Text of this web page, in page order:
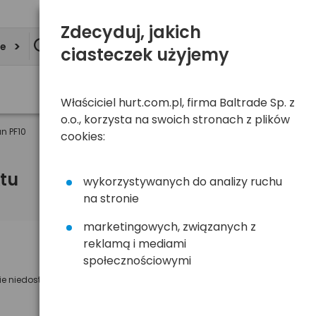
PF10
niedostępny
Powiadom mnie o dostępności
Zdecyduj, jakich
ciasteczek użyjemy
Właściciel hurt.com.pl, firma Baltrade Sp. z
o.o., korzysta na swoich stronach z plików
cookies:
wykorzystywanych do analizy ruchu
na stronie
marketingowych, związanych z
reklamą i mediami
społecznościowymi